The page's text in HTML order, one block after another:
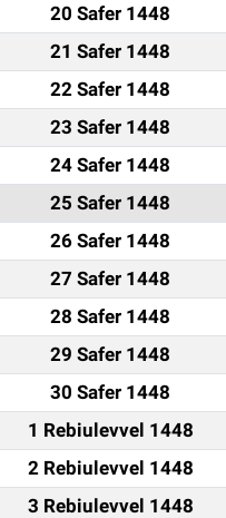
20 Safer 1448
21 Safer 1448
22 Safer 1448
23 Safer 1448
24 Safer 1448
25 Safer 1448
26 Safer 1448
27 Safer 1448
28 Safer 1448
29 Safer 1448
30 Safer 1448
1 Rebiulevvel 1448
2 Rebiulevvel 1448
3 Rebiulevvel 1448